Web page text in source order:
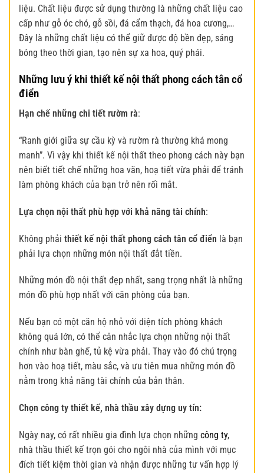
liệu. Chất liệu được sử dụng thường là những chất liệu cao
cấp như gỗ óc chó, gỗ sồi, đá cẩm thạch, đá hoa cương,…
Đây là những chất liệu có thể giữ được độ bền đẹp, sáng
bóng theo thời gian, tạo nên sự xa hoa, quý phái.
Những lưu ý khi thiết kế nội thất phong cách tân cổ
điển
Hạn chế những chi tiết rườm rà:
“Ranh giới giữa sự cầu kỳ và rườm rà thường khá mong
manh”. Vì vậy khi thiết kế nội thất theo phong cách này bạn
nên biết tiết chế những hoa văn, hoạ tiết vừa phải để tránh
làm phòng khách của bạn trở nên rối mắt.
Lựa chọn nội thất phù hợp với khả năng tài chính:
Không phải thiết kế nội thất phong cách tân cổ điển là bạn
phải lựa chọn những món nội thất đắt tiền.
Những món đồ nội thất đẹp nhất, sang trọng nhất là những
món đồ phù hợp nhất với căn phòng của bạn.
Nếu bạn có một căn hộ nhỏ với diện tích phòng khách
không quá lớn, có thể cân nhắc lựa chọn những nội thất
chính như bàn ghế, tủ kệ vừa phải. Thay vào đó chú trọng
hơn vào hoạ tiết, màu sắc, và ưu tiên mua những món đồ
nằm trong khả năng tài chính của bản thân.
Chọn công ty thiết kế, nhà thầu xây dựng uy tín:
Ngày nay, có rất nhiều gia đình lựa chọn những công ty,
nhà thầu thiết kế trọn gói cho ngôi nhà của mình với mục
đích tiết kiệm thời gian và nhận được những tư vấn hợp lý